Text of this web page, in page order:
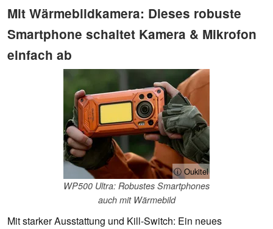
Mit Wärmebildkamera: Dieses robuste
Smartphone schaltet Kamera & Mikrofon
einfach ab
ⓘ Oukitel
WP500 Ultra: Robustes Smartphones
auch mit Wärmebild
Mit starker Ausstattung und Kill-Switch: Ein neues